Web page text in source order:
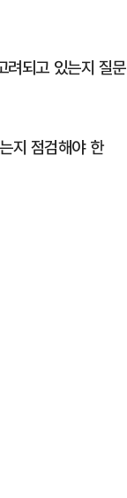
려되고 있는지 질문
지 점검해야 한